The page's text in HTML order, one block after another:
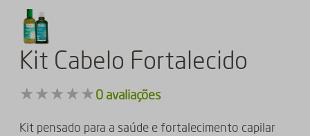
Kit Cabelo Fortalecido
★ ★ ★ ★ ★ 0 avaliações
Kit pensado para a saúde e fortalecimento capilar